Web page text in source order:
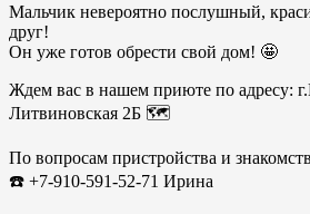
Мальчик невероятно послушный,
друг!
Он уже готов обрести свой дом! 🤩
Ждем вас в нашем приюте по адресу:
Литвиновская 2Б 🗺️
По вопросам пристройства и
☎️ +7-910-591-52-71 Ирина